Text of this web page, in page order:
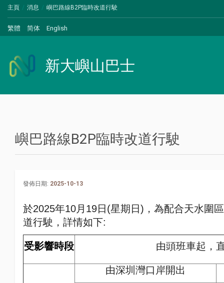
主頁 消息 嶼巴路線B2P臨時改道行駛
繁體 简体 English
新大嶼山巴士
嶼巴路線B2P臨時改道行駛
發佈日期: 2025-10-13
於2025年10月 19日 (星期日 ) ，為配合天水圍
道行駛，詳情如下:
受影響時段 由頭班車起，
由深圳灣口岸開出